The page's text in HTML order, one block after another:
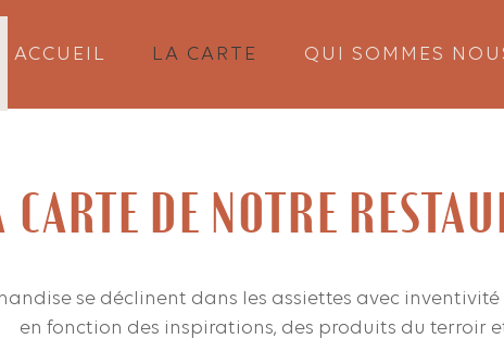
ACCUEIL LA CARTE QUI SOMMES
CARTE DE NOTRE
se déclinent dans les assiettes avec
en fonction des inspirations, des produits du terroir